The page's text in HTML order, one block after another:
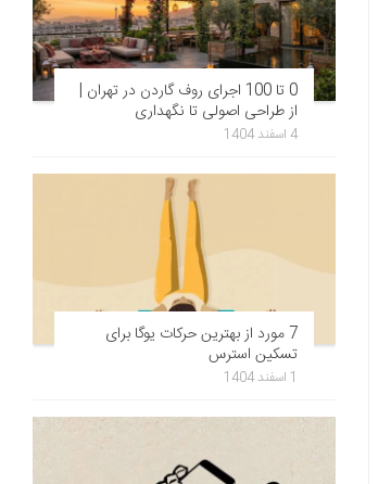
0 تا 100 اجرای روف گاردن در تهران |
از طراحی اصولی تا نگهداری
4 اسفند 1404
7 مورد از بهترین حرکات یوگا برای
تسکین استرس
1 اسفند 1404